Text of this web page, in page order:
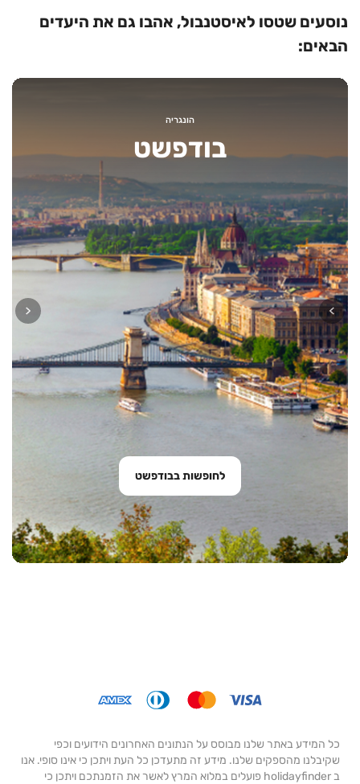
נוסעים שטסו לאיסטנבול, אהבו גם את היעדים
הבאים:
הונגריה
בודפשט
לחופשות בבודפשט
כל המידע באתר שלנו מבוסס על הנתונים האחרונים הידועים וכפי
שקיבלנו מהספקים שלנו. מידע זה מתעדכן כל העת ויתכן כי אינו סופי. אנו
ב holidayfinder פועלים במלוא המרץ לאשר את הזמנתכם ויתכן כי